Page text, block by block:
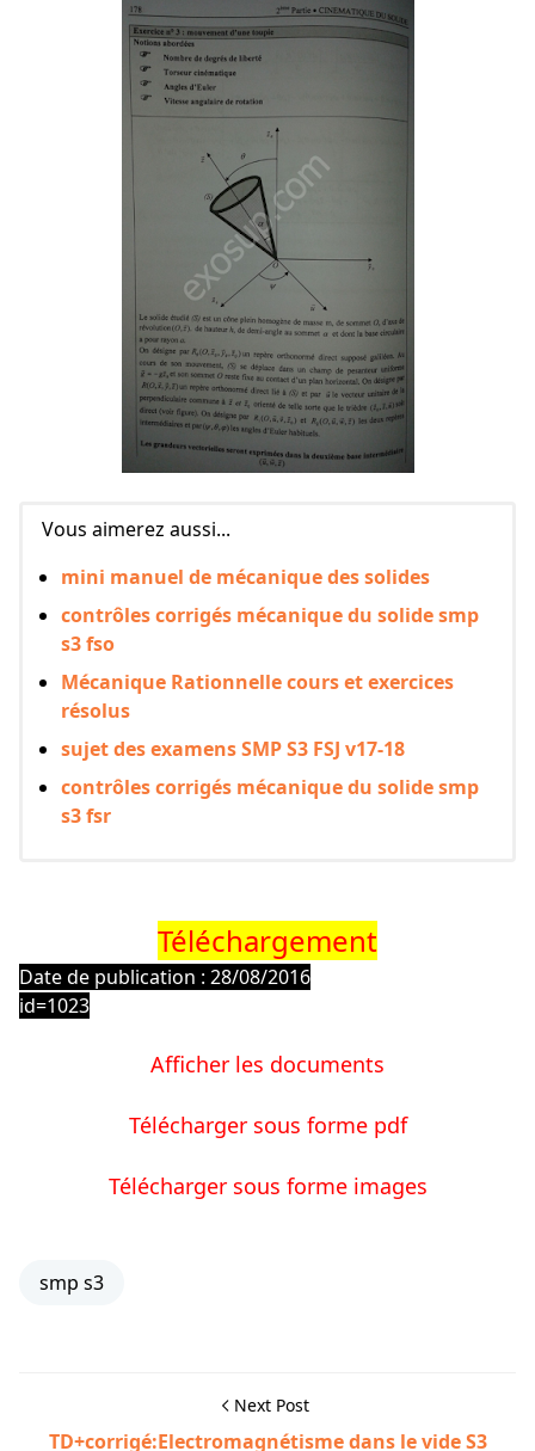
Vous aimerez aussi...
mini manuel de mécanique des solides
contrôles corrigés mécanique du solide smp
s3 fso
Mécanique Rationnelle cours et exercices
résolus
sujet des examens SMP S3 FSJ v17-18
contrôles corrigés mécanique du solide smp
s3 fsr
Téléchargement
Date de publication : 28/08/2016
id=1023
Afficher les documents
Télécharger sous forme pdf
Télécharger sous forme images
smp s3
Next Post
TD+corrigé:Electromagnétisme dans le vide S3